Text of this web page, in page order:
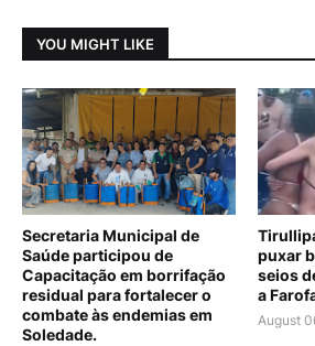
YOU MIGHT LIKE
Secretaria Municipal de
Saúde participou de
Capacitação em borrifação
residual para fortalecer o
combate às endemias em
Soledade.
puxar
seios
a
August